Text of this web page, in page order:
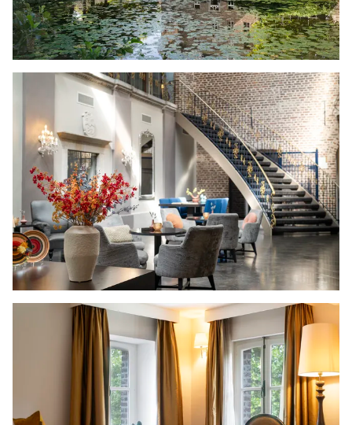
erfrischendes Bad im Pool. Am Abend bieten
die historischen Gewölbekeller des Schlosses
die perfekte Kulisse für ein genussvolles
Dinner imRestaurant Die Alde Heerlickheijt.
Lassen Sie den Tag mit einem Drink an der Bar
in der imposanten Schloss-Halle ausklingen
und entspannen Sie in einem der stilvollen
Hotelzimmer. Für(geschäftliche) Gruppen
kann das Château sogar exklusiv gebucht
werden – ein unvergessliches Erlebnis ganz für
Sie allein!